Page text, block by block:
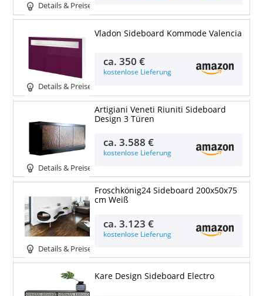
Details & Preise
Details & Preise
Vladon Sideboard Kommode Valencia
ca.350 €
kostenlose Lieferung
Details & Preise
Artigiani Veneti Riuniti Sideboard
Design 3 Türen
ca.3.588 €
kostenlose Lieferung
Details & Preise
Froschkönig24 Sideboard 200x50x75
cm Weiß
ca.3.123 €
kostenlose Lieferung
Kare Design Sideboard Electro